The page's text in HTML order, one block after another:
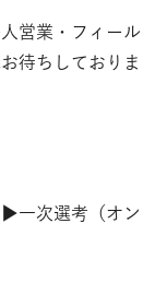
営業・フィール
待ちしておりま
一次選考（オン